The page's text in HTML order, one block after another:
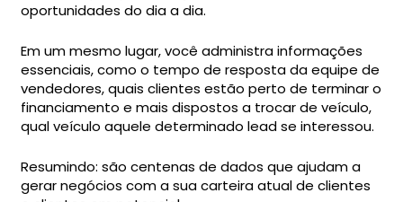
oportunidades do dia a dia.
Em um mesmo lugar, você administra informações
essenciais, como o tempo de resposta da equipe de
vendedores, quais clientes estão perto de terminar o
financiamento e mais dispostos a trocar de veículo,
qual veículo aquele determinado lead se interessou.
Resumindo: são centenas de dados que ajudam a
gerar negócios com a sua carteira atual de clientes